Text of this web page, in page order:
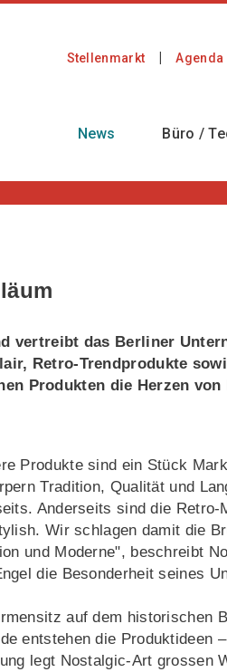
Stellenmarkt Agenda
News Büro /
vertreibt das Berliner
Retro-Trendprodukte
Produkten die Herzen von
Produkte sind ein Stück
Tradition, Qualität und
Anderseits sind die Retro-
Wir schlagen damit die
und Moderne", beschreibt
die Besonderheit seines
auf dem historischen
entstehen die Produktideen
legt Nostalgic-Art grossen